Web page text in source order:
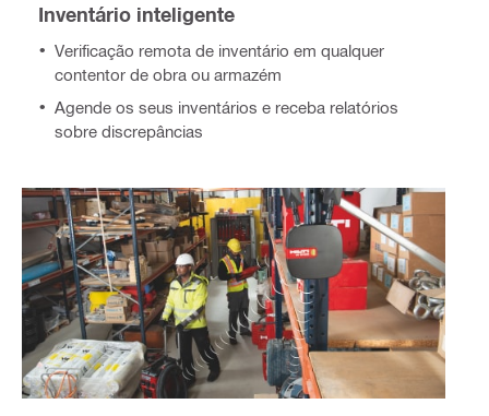
Inventário inteligente
Verificação remota de inventário em qualquer
contentor de obra ou armazém
Agende os seus inventários e receba relatórios
sobre discrepâncias